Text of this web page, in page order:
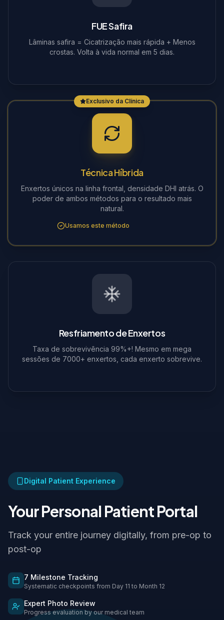
FUE Safira
Lâminas safira = Cicatrização mais rápida + Menos
crostas. Volta à vida normal em 5 dias.
Exclusivo da Clínica
Técnica Híbrida
Enxertos únicos na linha frontal, densidade DHI atrás. O
poder de ambos métodos para o resultado mais
natural.
Usamos este método
Resfriamento de Enxertos
Taxa de sobrevivência 99%+! Mesmo em mega
sessões de 7000+ enxertos, cada enxerto sobrevive.
Digital Patient Experience
Your Personal Patient Portal
Track your entire journey digitally, from pre-op to
post-op
7 Milestone Tracking
Systematic checkpoints from Day 11 to Month 12
Expert Photo Review
Progress evaluation by our medical team